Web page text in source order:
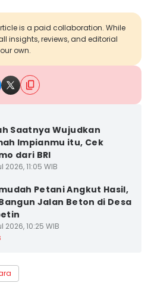
is a paid collaboration. While
insights, reviews, and editorial
own.
Saatnya Wujudkan
Impianmu itu, Cek
dari BRI
2026, 11:05 WIB
Petani Angkut Hasil,
Bangun Jalan Beton di Desa
2026, 10:25 WIB